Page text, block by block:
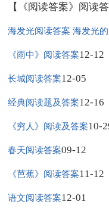
【《阅读答案》阅读
海发光阅读答案 海发光
《雨中》阅读答案12-12
长城阅读答案12-05
经典阅读题及答案12-16
《穷人》阅读及答案10-
春天阅读答案09-12
《芭蕉》阅读答案11-12
语文阅读答案12-01